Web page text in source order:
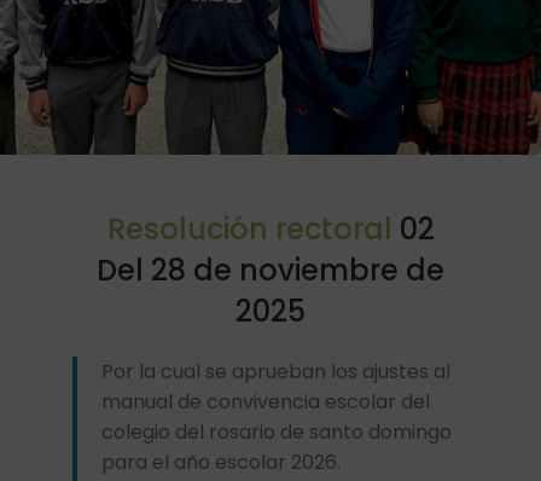
Resolución rectoral 02
Del 28 de noviembre de
2025
Por la cual se aprueban los ajustes al
manual de convivencia escolar del
colegio del rosario de santo domingo
para el año escolar 2026.